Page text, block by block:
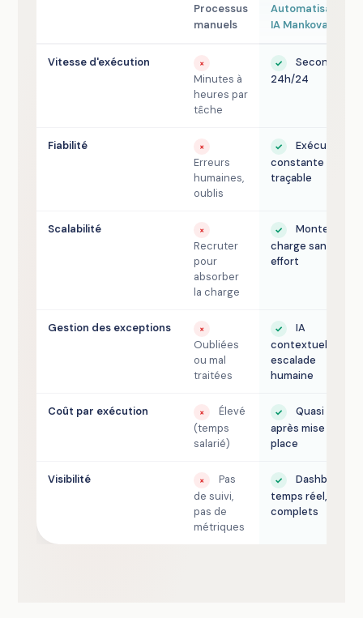
Processus
manuels
Automatisation
IA Mankova
Vitesse d'exécution ×
Minutes à
heures par
tâche
✓
Secondes,
24h/24
Fiabilité ×
Erreurs
humaines,
oublis
✓
Exécution
constante et
traçable
Scalabilité ×
Recruter
pour
absorber
la charge
✓
Monte en
charge sans
effort
Gestion des exceptions ×
Oubliées
ou mal
traitées
✓
IA
contextuelle +
escalade
humaine
Coût par exécution ×
Élevé
(temps
salarié)
✓
Quasi nul
après mise en
place
Visibilité ×
Pas
de suivi,
pas de
métriques
✓
Dashboard
temps réel, logs
complets